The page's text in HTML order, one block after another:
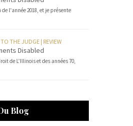
l'année 2018, et je présente
THE JUDGE | REVIEW
Disabled
de L'Illinois et des années 70,
Blog